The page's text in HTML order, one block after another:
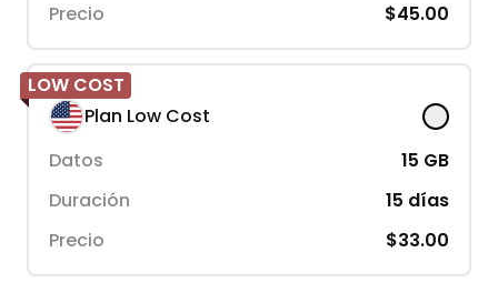
Precio
$45.00
LOW COST
Plan Low Cost
Datos
15 GB
Duración
15 días
Precio
$33.00